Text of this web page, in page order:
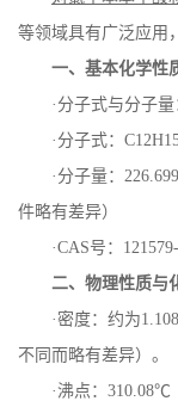
等领域具有广泛应用
一、基本化学性
·分子式与分子量
·分子式：
·分子量： 226.699
件略有差异）
·CAS号：
二、物理性质与
·密度：约为
不同而略有差异）。
·沸点： 310.08℃